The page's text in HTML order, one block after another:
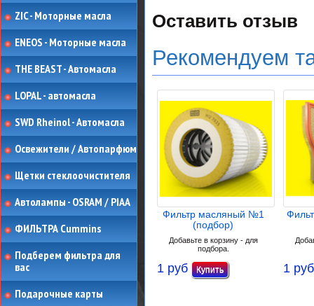
ZIC - Моторные масла
ENEOS - Моторные масла
THE BEAST - Автомасла
LOPAL - автомасла
SWD Rheinol - Автомасла
Освежители / Автопарфюм
Щетки стеклоочистителя
Автолампы - OSRAM / PIAA
ФИЛЬТРА Cummins
Подберем фильтра для
вас
Подарочные карты
Оставить отзыв
Рекомендуем
Фильтр масляный №1
(подбор)
Добавьте в корзину - для
подбора.
1 руб 1 руб